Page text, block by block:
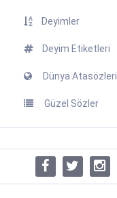
Deyimler
Deyim Etiketleri
Dünya Atasözleri
Güzel Sözler